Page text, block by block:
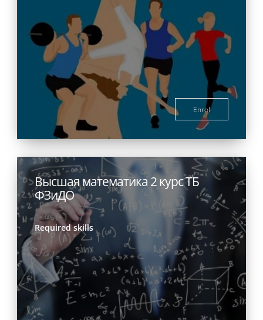
Enrol
Высшая математика 2 курс ТБ
ФЗиДО
Required skills